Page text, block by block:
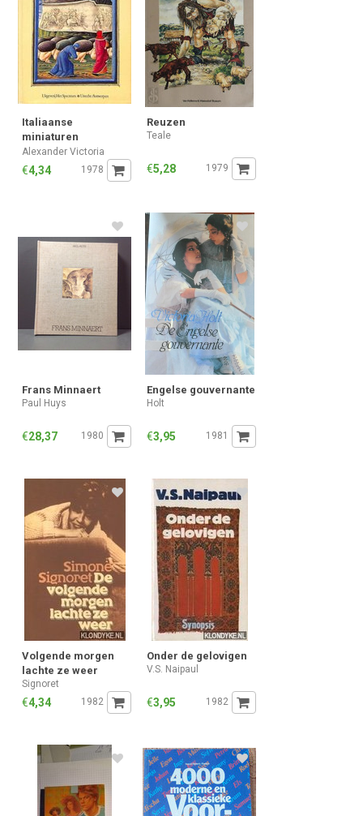
Italiaanse
miniaturen
renaissance
Alexander Victoria
€4,34 1978
Reuzen
Teale
€5,28 1979
Frans Minnaert
Paul Huys
€28,37 1980
Engelse gouvernante
Holt
€3,95 1981
Volgende morgen
lachte ze weer
Signoret
€4,34 1982
Onder de gelovigen
V.S. Naipaul
€3,95 1982